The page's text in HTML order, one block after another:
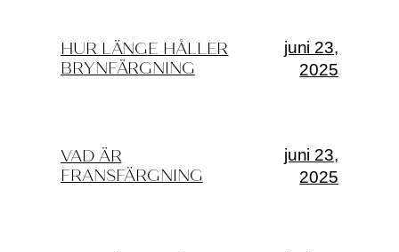
HUR LÄNGE HÅLLER
BRYNFÄRGNING
juni 23,
2025
VAD ÄR
FRANSFÄRGNING
juni 23,
2025